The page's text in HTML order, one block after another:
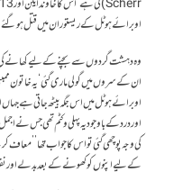
اوبرائے ہوٹل کے ریستوران میں قتل ہو
وہ دہشت گردوں سے بچنے کے لیے کھانے کی
ان کے سروں میں گولی ماری گئی‘یہ خاتون
اوبرائے ہوٹل میں اس جگہ بیٹھ جاتی ہے جہاں
اور درد کے باوجود یہ پہلی وکٹم تھی جس
کی وجہ پوچھی گئی تو اس کا جواب تھا ’’معاف
کے لیے اپنوں کو کھونے کے بعد بدلے اور